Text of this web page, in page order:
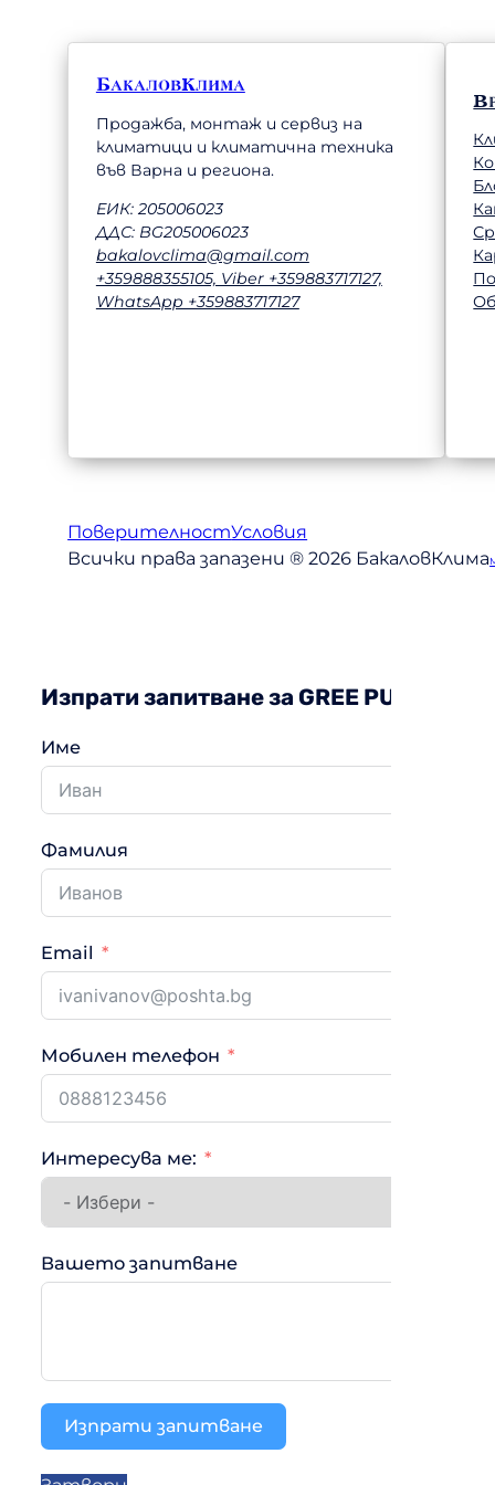
БакаловКлима
Продажба, монтаж и сервиз на
климатици и климатична техника
във Варна и региона.
ЕИК: 205006023
ДДС: BG205006023
bakalovclima@gmail.com
+359888355105, Viber +359883717127,
WhatsApp +359883717127
ПоверителностУсловия
Всички права запазени ® 2026 БакаловКлима
Изпрати запитване за GREE PULAR II
Име
Фамилия
Email
Мобилен телефон
Интересува ме:
Вашето запитване
Изпрати запитване